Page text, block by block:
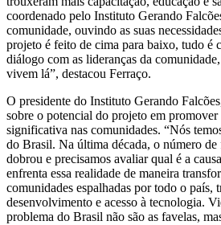
coordenado pelo Instituto Gerando
comunidade, ouvindo as suas
projeto é feito de cima para baixo, tudo é
diálogo com as lideranças da
vivem lá”, destacou Ferraço.
O presidente do Instituto Gerando
sobre o potencial do projeto em promover
significativa nas comunidades. “Nós
do Brasil. Na última década, o número de
dobrou e precisamos avaliar qual é a
enfrenta essa realidade de maneira
comunidades espalhadas por todo o país,
desenvolvimento e acesso à tecnologia.
problema do Brasil não são as favelas,